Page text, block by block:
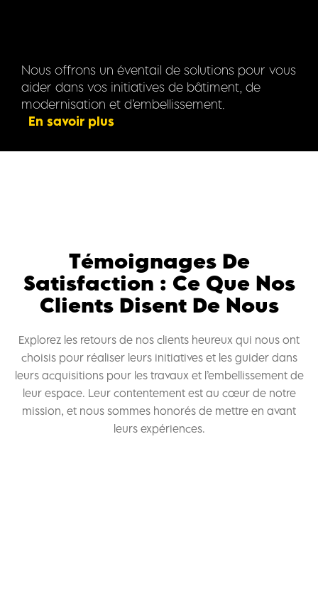
Nous offrons un éventail de solutions pour vous
aider dans vos initiatives de bâtiment, de
modernisation et d’embellissement.
En savoir plus
Témoignages De
Satisfaction : Ce Que Nos
Clients Disent De Nous
Explorez les retours de nos clients heureux qui nous ont
choisis pour réaliser leurs initiatives et les guider dans
leurs acquisitions pour les travaux et l’embellissement de
leur espace. Leur contentement est au cœur de notre
mission, et nous sommes honorés de mettre en avant
leurs expériences.